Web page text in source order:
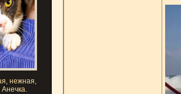
нежная,